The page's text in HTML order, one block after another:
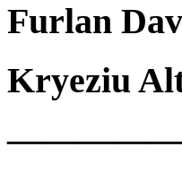
Furlan
Kryeziu